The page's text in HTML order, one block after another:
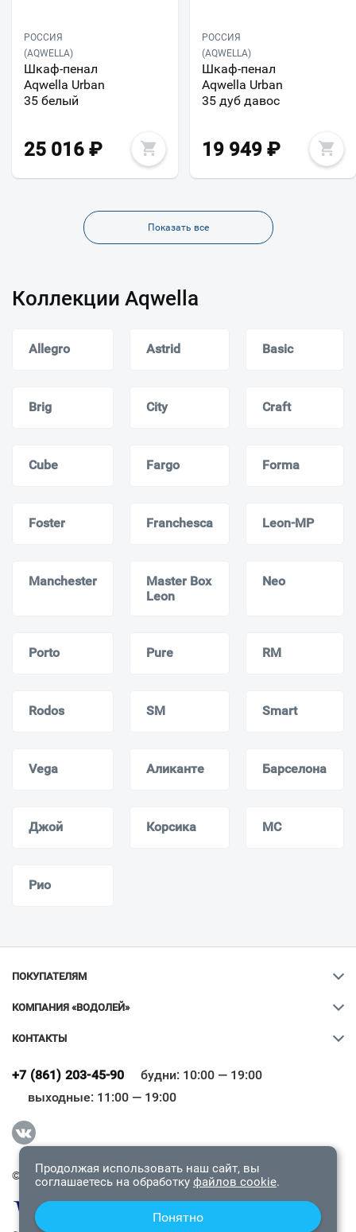
РОССИЯ
(AQWELLA)
Шкаф-пенал
Aqwella Urban
35 белый
25 016 ₽
РОССИЯ
(AQWELLA)
Шкаф-пенал
Aqwella Urban
35 дуб давос
19 949 ₽
Показать все
Коллекции Aqwella
Allegro Astrid Basic
Brig City Craft
Cube Fargo Forma
Foster Franchesca Leon-MP
Manchester
Master Box
Leon
Neo
Porto Pure RM
Rodos SM Smart
Vega Аликанте Барселона
Джой Корсика МС
Рио
ПОКУПАТЕЛЯМ
КОМПАНИЯ «ВОДОЛЕЙ»
КОНТАКТЫ
+7 (861) 203-45-90
будни: 10:00 — 19:00
выходные: 11:00 — 19:00
© 2009-2026 «Водолей Онлайн». Все права защищены.
Всё верно
Продолжая использовать наш сайт, вы
соглашаетесь на обработку файлов cookie.
Понятно